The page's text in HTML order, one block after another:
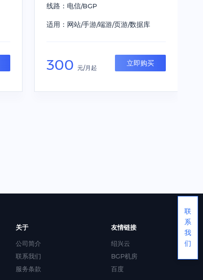
线路：电信/BGP
适用：网站/手游/端游/页游/数据库
300 元/月起
立即购买
关于
公司简介
联系我们
服务条款
友情链接
绍兴云
BGP机房
百度
联
系
我
们